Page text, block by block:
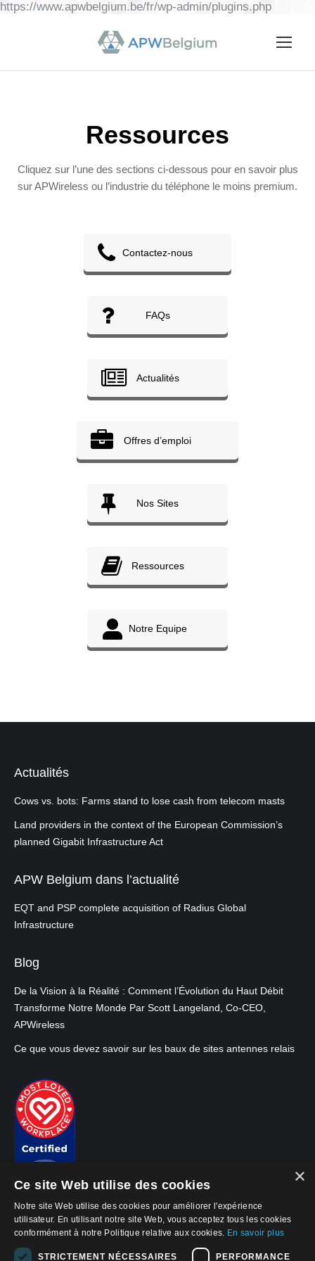
https://www.apwbelgium.be/fr/wp-admin/plugins.php
Ressources
Cliquez sur l’une des sections ci-dessous pour en savoir plus
sur APWireless ou l’industrie du téléphone le moins premium.
Contactez-nous
FAQs
Actualités
Offres d’emploi
Nos Sites
Ressources
Notre Equipe
Actualités
Cows vs. bots: Farms stand to lose cash from telecom masts
Land providers in the context of the European Commission’s
planned Gigabit Infrastructure Act
APW Belgium dans l’actualité
EQT and PSP complete acquisition of Radius Global
Infrastructure
Blog
De la Vision à la Réalité : Comment l’Évolution du Haut Débit
Transforme Notre Monde Par Scott Langeland, Co-CEO,
APWireless
Ce que vous devez savoir sur les baux de sites antennes relais
© 2026, APWireless Belgium SPRL
Politique de confidentialité
×
Ce site Web utilise des cookies
Notre site Web utilise des cookies pour améliorer l'expérience
utilisateur. En utilisant notre site Web, vous acceptez tous les cookies
conformément à notre Politique relative aux cookies. En savoir plus
STRICTEMENT NÉCESSAIRES PERFORMANCE